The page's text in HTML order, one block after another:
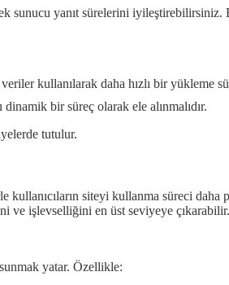
sunucu yanıt sürelerini
kullanılarak daha hızlı bir yükleme
bir süreç olarak ele alınmalıdır.
tutulur.
kullanıcıların siteyi kullanma süreci
ve işlevselliğini en üst seviyeye çıkarabilir.
yatar. Özellikle: